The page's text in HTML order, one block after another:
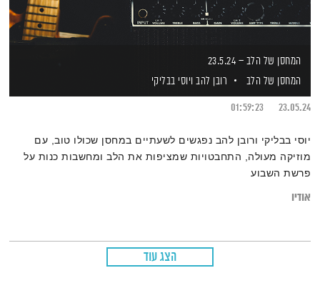
המחסן של הלב – 23.5.24
המחסן של הלב
רובן להב ויוסי בבליקי
23.05.24
01:59:23
יוסי בבליקי ורובן להב נפגשים לשעתיים במחסן שכולו טוב, עם
מוזיקה מעולה, התחבטויות שמציפות את הלב ומחשבות כנות על
פרשת השבוע
אודיו
הצג עוד